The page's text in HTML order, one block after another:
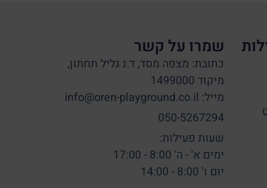
שמרו על קשר
כתובת: מצפה מסד, ד.נ גליל תחתון,
מיקוד 1499000
מייל: info@oren-playground.co.il
050-5267294
שעות פעילות:
ימים א' - ה' 8:00 - 17:00
יום ו' 8:00 - 14:00